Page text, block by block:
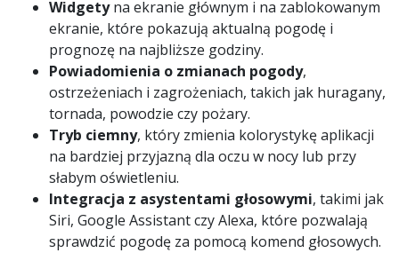
Widgetyna ekranie głównym i na zablokowanym
ekranie, które pokazują aktualną pogodę i
prognozę na najbliższe godziny.
Powiadomienia o zmianach pogody,
ostrzeżeniach i zagrożeniach, takich jak huragany,
tornada, powodzie czy pożary.
Tryb ciemny, który zmienia kolorystykę aplikacji
na bardziej przyjazną dla oczu w nocy lub przy
słabym oświetleniu.
Integracja z asystentami głosowymi, takimi jak
Siri, Google Assistant czy Alexa, które pozwalają
sprawdzić pogodę za pomocą komend głosowych.